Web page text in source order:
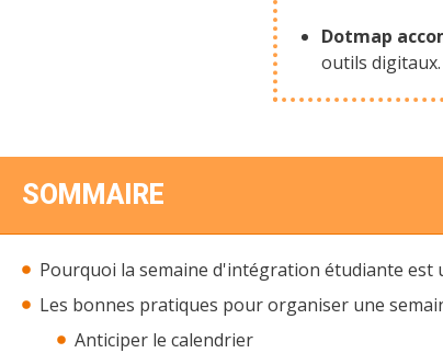
Dotmap
outils digitaux.
SOMMAIRE
Pourquoi la semaine d'intégration étudiante est
Les bonnes pratiques pour organiser une
Anticiper le calendrier